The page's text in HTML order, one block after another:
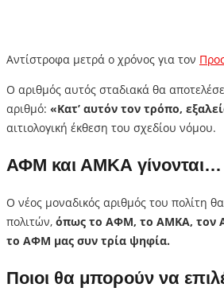
Αντίστροφα μετρά ο χρόνος για τον
Ο αριθμός αυτός σταδιακά θα
αριθμό: «Κατ’ αυτόν τον τρόπο,
αιτιολογική έκθεση του σχεδίου νόμου.
ΑΦΜ και ΑΜΚΑ γίνονται…
Ο νέος μοναδικός αριθμός του πολίτη
πολιτών, όπως το ΑΦΜ, το ΑΜΚΑ, τον
το ΑΦΜ μας συν τρία ψηφία.
Ποιοι θα μπορούν να